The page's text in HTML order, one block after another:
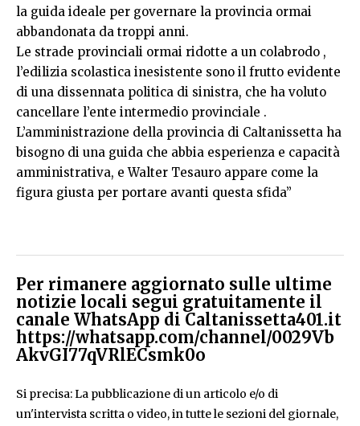
la guida ideale per governare la provincia ormai
abbandonata da troppi anni.
Le strade provinciali ormai ridotte a un colabrodo ,
l’edilizia scolastica inesistente sono il frutto evidente
di una dissennata politica di sinistra, che ha voluto
cancellare l’ente intermedio provinciale .
L’amministrazione della provincia di Caltanissetta ha
bisogno di una guida che abbia esperienza e capacità
amministrativa, e Walter Tesauro appare come la
figura giusta per portare avanti questa sfida”
Per rimanere aggiornato sulle ultime
notizie locali segui gratuitamente il
canale WhatsApp di Caltanissetta401.it
https://whatsapp.com/channel/0029Vb
AkvGI77qVRlECsmk0o
Si precisa: La pubblicazione di un articolo e/o di
un'intervista scritta o video, in tutte le sezioni del giornale,